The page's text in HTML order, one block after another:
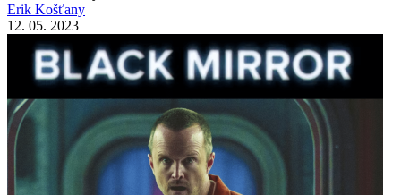
Erik Košťany
12. 05. 2023